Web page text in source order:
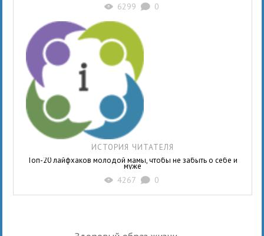
X 6299 K 0
ИСТОРИЯ ЧИТАТЕЛЯ
Топ-20 лайфхаков молодой мамы, чтобы не забыть о себе и
муже
X 4267 K 0